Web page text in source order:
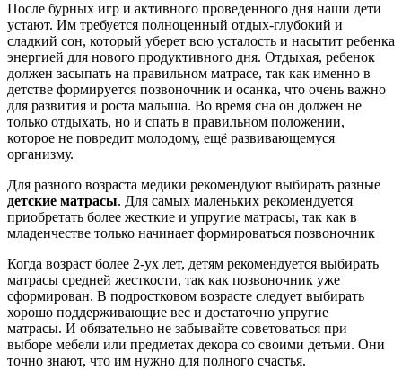
После бурных игр и активного проведенного дня наши дети
устают. Им требуется полноценный отдых-глубокий и
сладкий сон, который уберет всю усталость и насытит ребенка
энергией для нового продуктивного дня. Отдыхая, ребенок
должен засыпать на правильном матрасе, так как именно в
детстве формируется позвоночник и осанка, что очень важно
для развития и роста малыша. Во время сна он должен не
только отдыхать, но и спать в правильном положении,
которое не повредит молодому, ещё развивающемуся
организму.
Для разного возраста медики рекомендуют выбирать разные
детские матрасы. Для самых маленьких рекомендуется
приобретать более жесткие и упругие матрасы, так как в
младенчестве только начинает формироваться позвоночник
Когда возраст более 2-ух лет, детям рекомендуется выбирать
матрасы средней жесткости, так как позвоночник уже
сформирован. В подростковом возрасте следует выбирать
хорошо поддерживающие вес и достаточно упругие
матрасы. И обязательно не забывайте советоваться при
выборе мебели или предметах декора со своими детьми. Они
точно знают, что им нужно для полного счастья.